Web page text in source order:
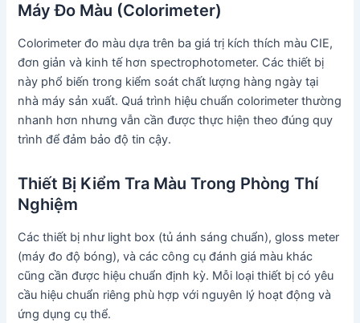
Máy Đo Màu (Colorimeter)
Colorimeter đo màu dựa trên ba giá trị kích thích màu CIE,
đơn giản và kinh tế hơn spectrophotometer. Các thiết bị
này phổ biến trong kiểm soát chất lượng hàng ngày tại
nhà máy sản xuất. Quá trình hiệu chuẩn colorimeter thường
nhanh hơn nhưng vẫn cần được thực hiện theo đúng quy
trình để đảm bảo độ tin cậy.
Thiết Bị Kiểm Tra Màu Trong Phòng Thí
Nghiệm
Các thiết bị như light box (tủ ánh sáng chuẩn), gloss meter
(máy đo độ bóng), và các công cụ đánh giá màu khác
cũng cần được hiệu chuẩn định kỳ. Mỗi loại thiết bị có yêu
cầu hiệu chuẩn riêng phù hợp với nguyên lý hoạt động và
ứng dụng cụ thể.